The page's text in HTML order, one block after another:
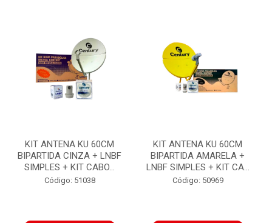
KIT ANTENA KU 60CM
BIPARTIDA CINZA + LNBF
SIMPLES + KIT CABO...
Código: 51038
KIT ANTENA KU 60CM
BIPARTIDA AMARELA +
LNBF SIMPLES + KIT CA...
Código: 50969